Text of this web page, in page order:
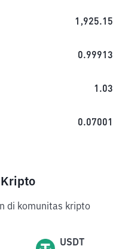
1,925.15
0.99913
1.03
0.07001
Kripto
di komunitas kripto
USDT